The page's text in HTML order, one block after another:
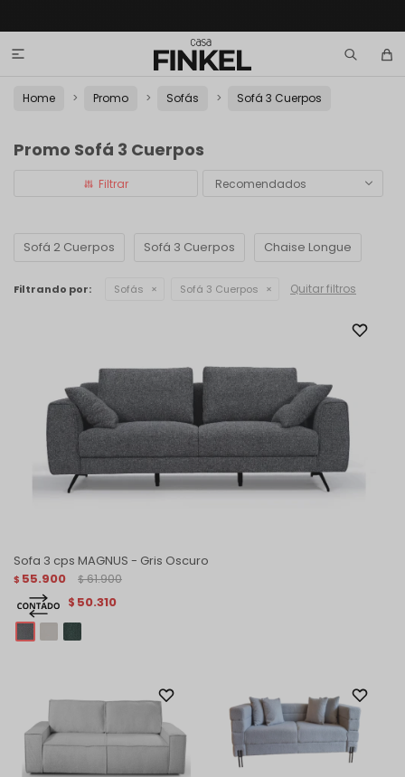

Home Promo Sofás Sofá 3 Cuerpos
Promo Sofá 3 Cuerpos
Recomendados
Sofá 2 Cuerpos Sofá 3 Cuerpos Chaise Longue
Filtrando por: Sofás Sofá 3 Cuerpos Quitar filtros
Sofa 3 cps MAGNUS - Gris Oscuro
$ 55.900 $ 61.900
$ 50.310